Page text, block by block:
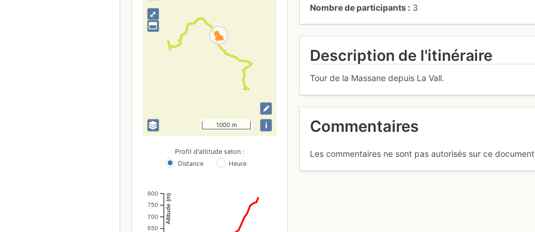
1000 m i
⤢
Profil d'altitude selon :
Distance Heure
650
700
750
800 Altitude (m)
Nombre de participants
3
Description de l'itinéraire
Tour de la Massane depuis La Vall.
Commentaires
Les commentaires ne sont pas autorisés sur ce